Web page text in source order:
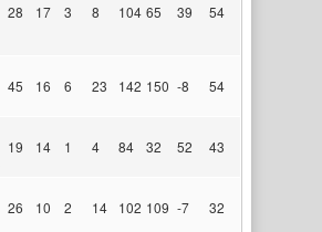
28 17 3 8 104 65 39 54
45 16 6 23 142 150 -8 54
19 14 1 4 84 32 52 43
26 10 2 14 102 109 -7 32